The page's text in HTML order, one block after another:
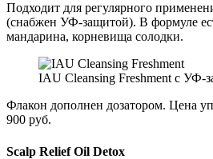
Подходит для регулярного
(снабжен УФ-защитой). В формуле
мандарина, корневища солодки.
IAU Cleansing Freshment с УФ-
Флакон дополнен дозатором. Цена
900 руб.
Scalp Relief Oil Detox